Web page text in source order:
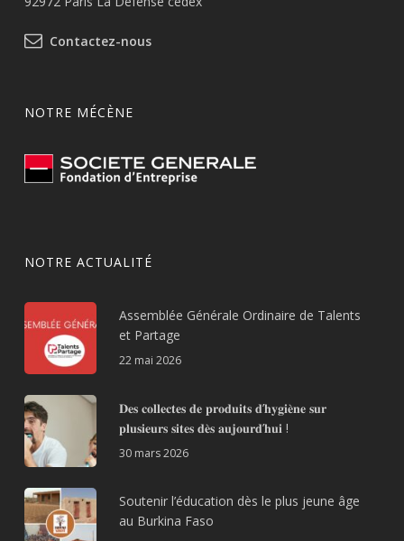
Contactez-nous
NOTRE MÉCÈNE
NOTRE ACTUALITÉ
Assemblée Générale Ordinaire de Talents
et Partage
22 mai 2026
𝐃𝐞𝐬 𝐜𝐨𝐥𝐥𝐞𝐜𝐭𝐞𝐬 𝐝𝐞 𝐩𝐫𝐨𝐝𝐮𝐢𝐭𝐬 𝐝’𝐡𝐲𝐠𝐢𝐞̀𝐧𝐞 𝐬𝐮𝐫
𝐩𝐥𝐮𝐬𝐢𝐞𝐮𝐫𝐬 𝐬𝐢𝐭𝐞𝐬 𝐝𝐞̀𝐬 𝐚𝐮𝐣𝐨𝐮𝐫𝐝’𝐡𝐮𝐢 !
30 mars 2026
Soutenir l’éducation dès le plus jeune âge
au Burkina Faso